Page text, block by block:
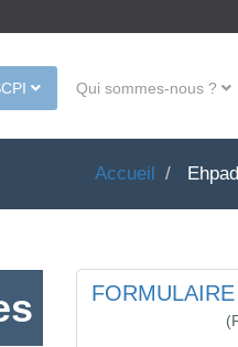
Qui sommes-nous ?
Accueil